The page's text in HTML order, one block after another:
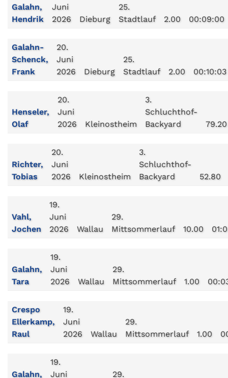
Galahn,
Hendrik
Juni
2026
Dieburg
25.
Stadtlauf
2.00 00:09:00
Galahn-
Schenck,
Frank
20.
Juni
2026
Dieburg
25.
Stadtlauf
2.00 00:10:03
Henseler,
Olaf
20.
Juni
2026
Kleinostheim
3.
Schluchthof-
Backyard
79.20
Richter,
Tobias
20.
Juni
2026
Kleinostheim
3.
Schluchthof-
Backyard
52.80
Vahl,
Jochen
19.
Juni
2026
Wallau
29.
Mittsommerlauf
10.00
Galahn,
Tara
19.
Juni
2026
Wallau
29.
Mittsommerlauf
1.00
Crespo
Ellerkamp,
Raul
19.
Juni
2026
Wallau
29.
Mittsommerlauf
1.00
Galahn,
19.
Juni
29.